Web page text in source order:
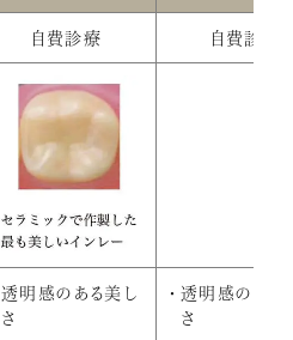
自費診療 自費診療
透明感のある美し
さ
透明感のある
さ